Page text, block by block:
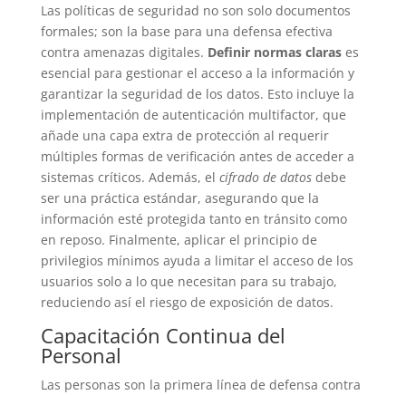
Las políticas de seguridad no son solo documentos
formales; son la base para una defensa efectiva
contra amenazas digitales. Definir normas clarases
esencial para gestionar el acceso a la información y
garantizar la seguridad de los datos. Esto incluye la
implementación de autenticación multifactor, que
añade una capa extra de protección al requerir
múltiples formas de verificación antes de acceder a
sistemas críticos. Además, el cifrado de datosdebe
ser una práctica estándar, asegurando que la
información esté protegida tanto en tránsito como
en reposo. Finalmente, aplicar el principio de
privilegios mínimos ayuda a limitar el acceso de los
usuarios solo a lo que necesitan para su trabajo,
reduciendo así el riesgo de exposición de datos.
Capacitación Continua del
Personal
Las personas son la primera línea de defensa contra